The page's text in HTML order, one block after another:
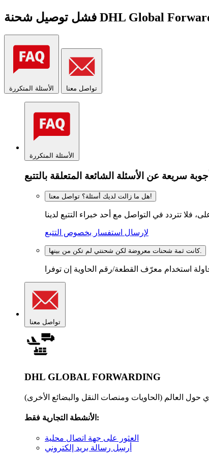
الأسئلة المتكررة تواصل معنا
الأسئلة المتكررة
أجوبة سريعة عن الأسئلة الشائعة المتعلقة بالتتبع
هل ما زالت لديك أسئلة؟ تواصل معنا!
لإرسال استفسار بخصوص التتبع
كانت ثمة شحنات معروضة لكن شحنتي لم تكن من بينها.
تواصل معنا
DHL GLOBAL FORWARDING
الأنشطة التجارية فقط:
العثور على جهة اتصال محلية
أرسِل رسالة بريد إلكتروني